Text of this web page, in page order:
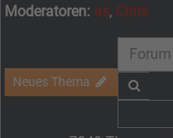
Moderatoren: as, Chris
Neues Thema